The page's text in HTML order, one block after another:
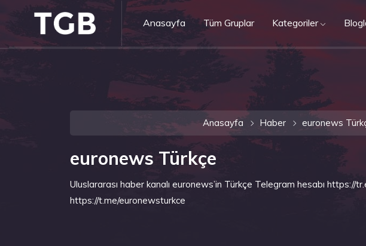
Anasayfa Tüm Gruplar Kategoriler
Anasayfa Haber euronews
euronews Türkçe
Uluslararası haber kanalı euronews’in Türkçe Telegram hesabı https://
https://t.me/euronewsturkce